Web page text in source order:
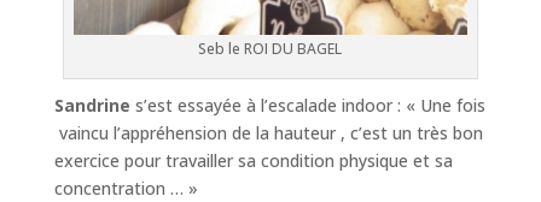
Seb le ROI DU BAGEL
Sandrine s’est essayée à l’escalade indoor : « Une fois
vaincu l’appréhension de la hauteur , c’est un très bon
exercice pour travailler sa condition physique et sa
concentration … »